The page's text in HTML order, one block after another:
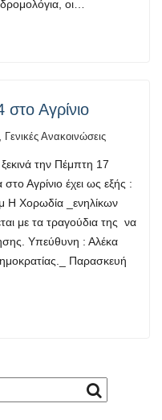
οι…
Αγρίνιο
, Γενικές Ανακοινώσεις
την Πέμπτη 17
Αγρίνιο έχει ως εξής :
Η Χορωδία _ενηλίκων
με τα τραγούδια της να
Υπεύθυνη : Αλέκα
Παρασκευή